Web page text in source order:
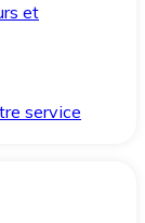
et
service